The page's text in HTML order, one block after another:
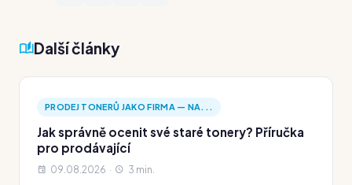
Další články
PRODEJ TONERŮ JAKO FIRMA — NA...
Jak správně ocenit své staré tonery? Příručka
pro prodávající
09.08.2026 · 3 min.